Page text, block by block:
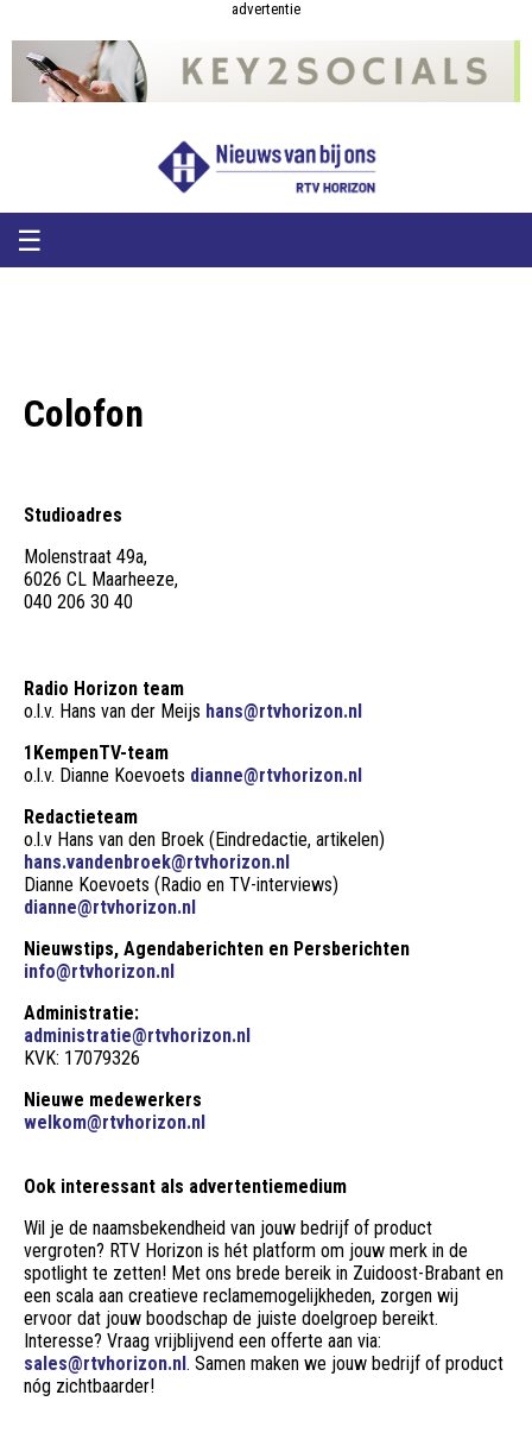
Nieuws
van
advertentie
☰
Colofon
Studioadres
Molenstraat 49a,
6026 CL Maarheeze,
040 206 30 40
Radio Horizon team
o.l.v. Hans van der Meijs hans@rtvhorizon.nl
1KempenTV-team
o.l.v. Dianne Koevoets dianne@rtvhorizon.nl
Redactieteam
o.l.v Hans van den Broek (Eindredactie, artikelen)
hans.vandenbroek@rtvhorizon.nl
Dianne Koevoets (Radio en TV-interviews)
dianne@rtvhorizon.nl
Nieuwstips, Agendaberichten en Persberichten
info@rtvhorizon.nl
Administratie:
administratie@rtvhorizon.nl
KVK: 17079326
Nieuwe medewerkers
welkom@rtvhorizon.nl
Ook interessant als advertentiemedium
Wil je de naamsbekendheid van jouw bedrijf of product
vergroten? RTV Horizon is hét platform om jouw merk in de
spotlight te zetten! Met ons brede bereik in Zuidoost-Brabant en
een scala aan creatieve reclamemogelijkheden, zorgen wij
ervoor dat jouw boodschap de juiste doelgroep bereikt.
Interesse? Vraag vrijblijvend een offerte aan via:
sales@rtvhorizon.nl. Samen maken we jouw bedrijf of product
nóg zichtbaarder!